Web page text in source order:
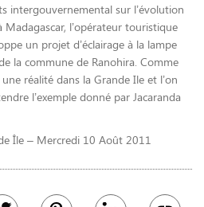
intergouvernemental sur l’évolution
l’opérateur touristique
un projet d’éclairage à la lampe
la commune de Ranohira. Comme
réalité dans la Grande Ile et l’on
l’exemple donné par Jacaranda
Île – Mercredi 10 Août 2011